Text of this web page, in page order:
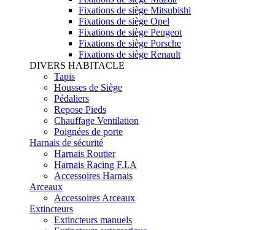
Fixations de siège Mitsubishi
Fixations de siège Opel
Fixations de siège Peugeot
Fixations de siège Porsche
Fixations de siège Renault
DIVERS HABITACLE
Tapis
Housses de Siège
Pédaliers
Repose Pieds
Chauffage Ventilation
Poignées de porte
Harnais de sécurité
Harnais Routier
Harnais Racing F.I.A
Accessoires Harnais
Arceaux
Accessoires Arceaux
Extincteurs
Extincteurs manuels